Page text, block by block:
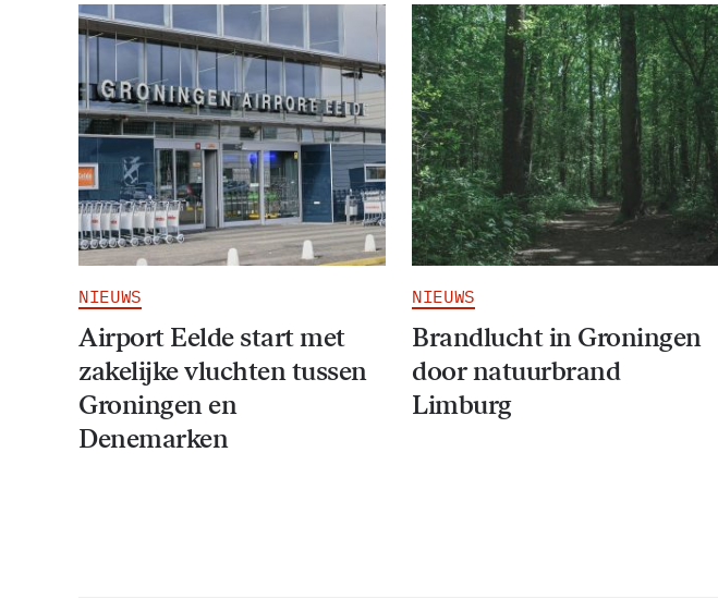
NIEUWS
Airport Eelde start met
zakelijke vluchten tussen
Groningen en
Denemarken
NIEUWS
Brandlucht in Groningen
door natuurbrand
Limburg